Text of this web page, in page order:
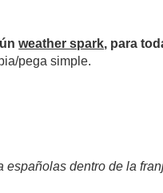
weather spark, para
pega simple.
dentro de la